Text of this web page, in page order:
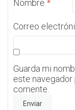
Nombre *
Correo
Guarda mi
este navegador
comente.